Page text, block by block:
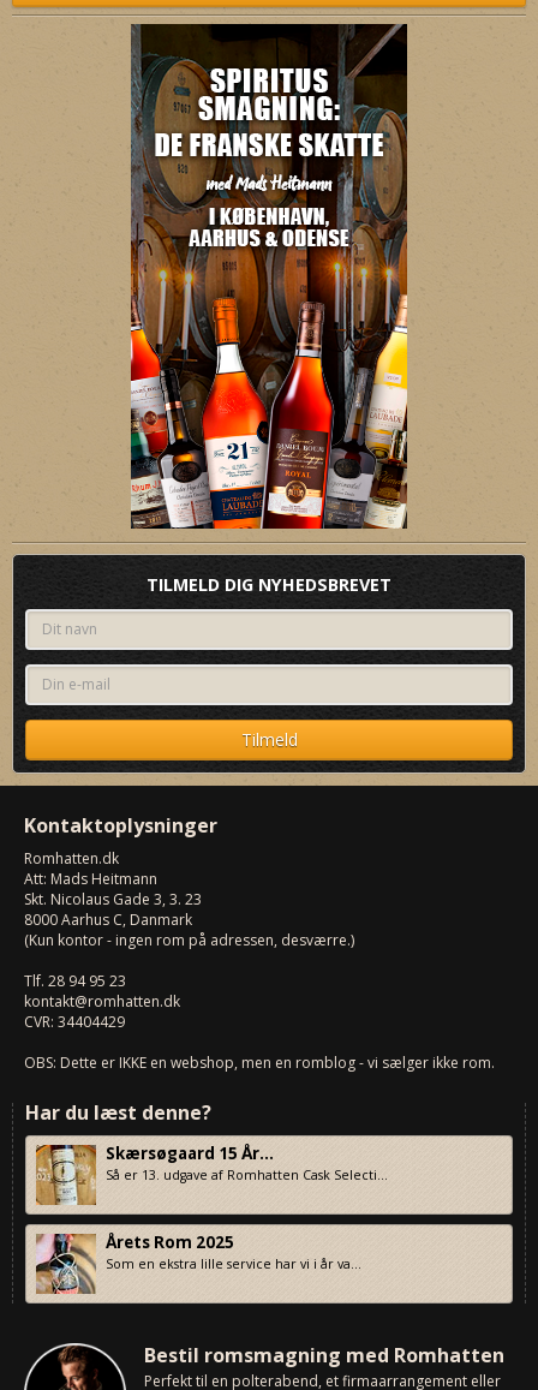
TILMELD DIG NYHEDSBREVET
Kontaktoplysninger
Romhatten.dk
Att: Mads Heitmann
Skt. Nicolaus Gade 3, 3. 23
8000Aarhus C, Danmark
(Kun kontor - ingen rom på adressen, desværre.)
Tlf. 28 94 95 23
kontakt@romhatten.dk
CVR: 34404429
OBS: Dette er IKKE en webshop, men en romblog - vi sælger ikke rom.
Har du læst denne?
Skærsøgaard 15 År...
Så er 13. udgave af Romhatten Cask Selecti...
Årets Rom 2025
Som en ekstra lille service har vi i år va...
Bestil romsmagning med Romhatten
Perfekt til en polterabend, et firmaarrangement eller